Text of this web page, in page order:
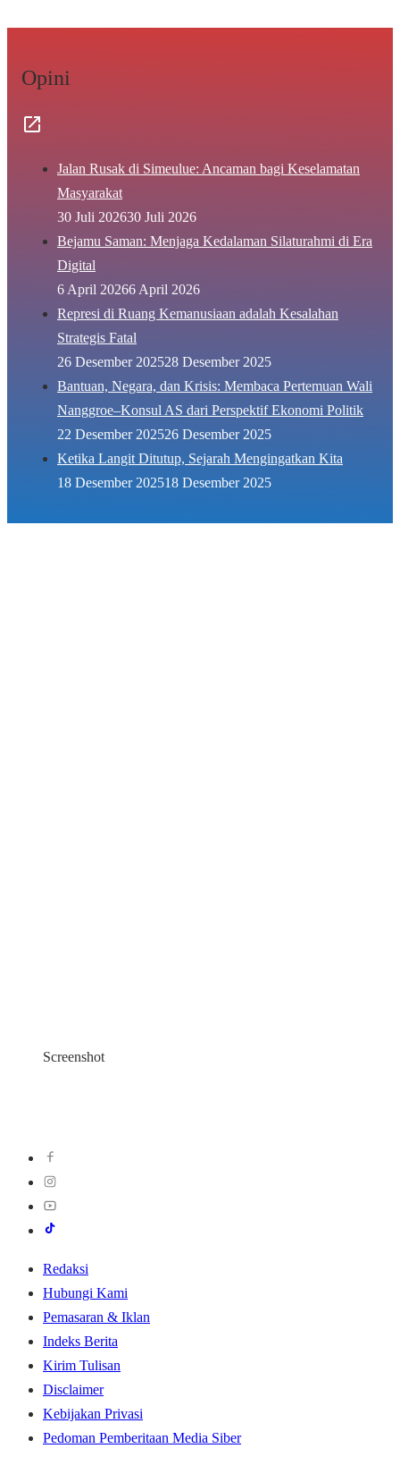
Opini
Jalan Rusak di Simeulue: Ancaman bagi Keselamatan
Masyarakat
30 Juli 202630 Juli 2026
Bejamu Saman: Menjaga Kedalaman Silaturahmi di Era
Digital
6 April 20266 April 2026
Represi di Ruang Kemanusiaan adalah Kesalahan
Strategis Fatal
26 Desember 202528 Desember 2025
Bantuan, Negara, dan Krisis: Membaca Pertemuan Wali
Nanggroe–Konsul AS dari Perspektif Ekonomi Politik
22 Desember 202526 Desember 2025
Ketika Langit Ditutup, Sejarah Mengingatkan Kita
18 Desember 202518 Desember 2025
Screenshot
Redaksi
Hubungi Kami
Pemasaran & Iklan
Indeks Berita
Kirim Tulisan
Disclaimer
Kebijakan Privasi
Pedoman Pemberitaan Media Siber